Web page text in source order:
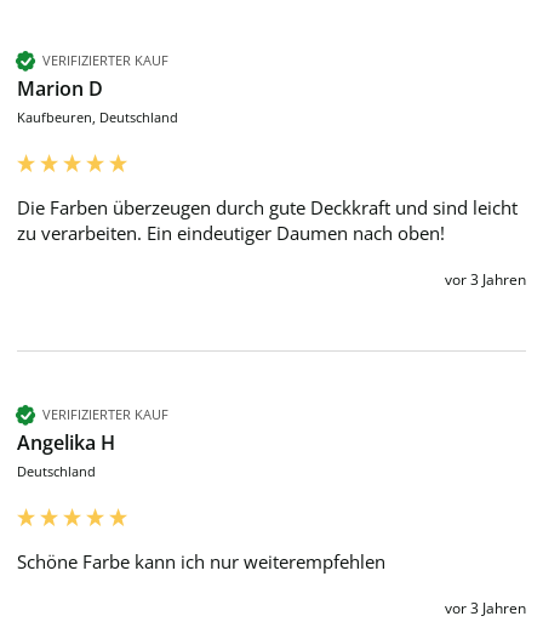
VERIFIZIERTER KAUF
Marion D
Kaufbeuren, Deutschland
Die Farben überzeugen durch gute Deckkraft und sind leicht
zu verarbeiten. Ein eindeutiger Daumen nach oben!
vor 3 Jahren
VERIFIZIERTER KAUF
Angelika H
Deutschland
Schöne Farbe kann ich nur weiterempfehlen
vor 3 Jahren